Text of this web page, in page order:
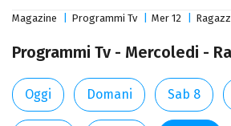
Magazine Programmi Tv Mer 12
Programmi Tv - Mercoledi -
Oggi Domani Sab 8